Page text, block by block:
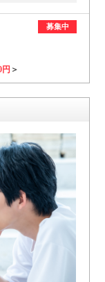
募集中
＞